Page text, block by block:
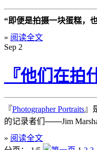
“即便是拍摄一块蛋糕，
» 阅读全文
Sep 2
『他们在
『Photographer Portraits』
的记录者们───Jim
» 阅读全文